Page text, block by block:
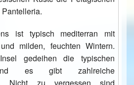
ist typisch mediterran mit
milden, feuchten Wintern.
gedeihen die typischen
es gibt zahlreiche
Nicht zu vergessen sind